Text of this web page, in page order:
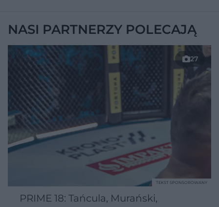
NASI PARTNERZY POLECAJĄ
27
PRIME 18: Tańcula, Murański,
TEKST SPONSOROWANY